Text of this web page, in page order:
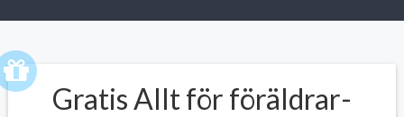
Gratis Allt för föräldrar-